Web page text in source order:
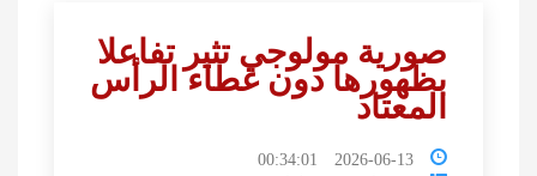
صورية مولوجي تثير تفاعلا
بظهورها دون غطاء الرأس
المعتاد
2026-06-13 00:34:01